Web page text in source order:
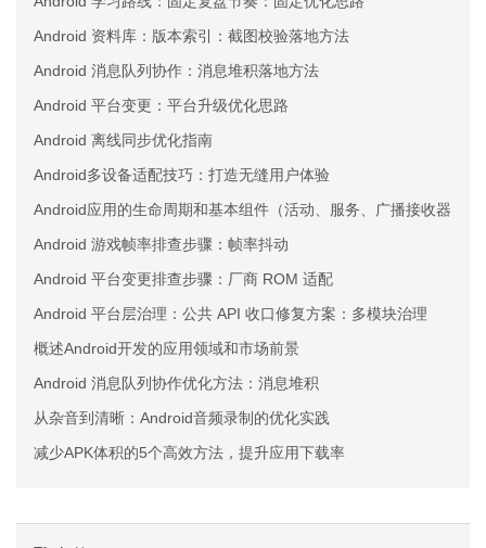
Android 资料库：版本索引：截图校验落地方法
Android 消息队列协作：消息堆积落地方法
Android 平台变更：平台升级优化思路
Android 离线同步优化指南
Android多设备适配技巧：打造无缝用户体验
Android应用的生命周期和基本组件（活动、服务、广播接收器、内
Android 游戏帧率排查步骤：帧率抖动
Android 平台变更排查步骤：厂商 ROM 适配
Android 平台层治理：公共 API 收口修复方案：多模块治理
概述Android开发的应用领域和市场前景
Android 消息队列协作优化方法：消息堆积
从杂音到清晰：Android音频录制的优化实践
减少APK体积的5个高效方法，提升应用下载率